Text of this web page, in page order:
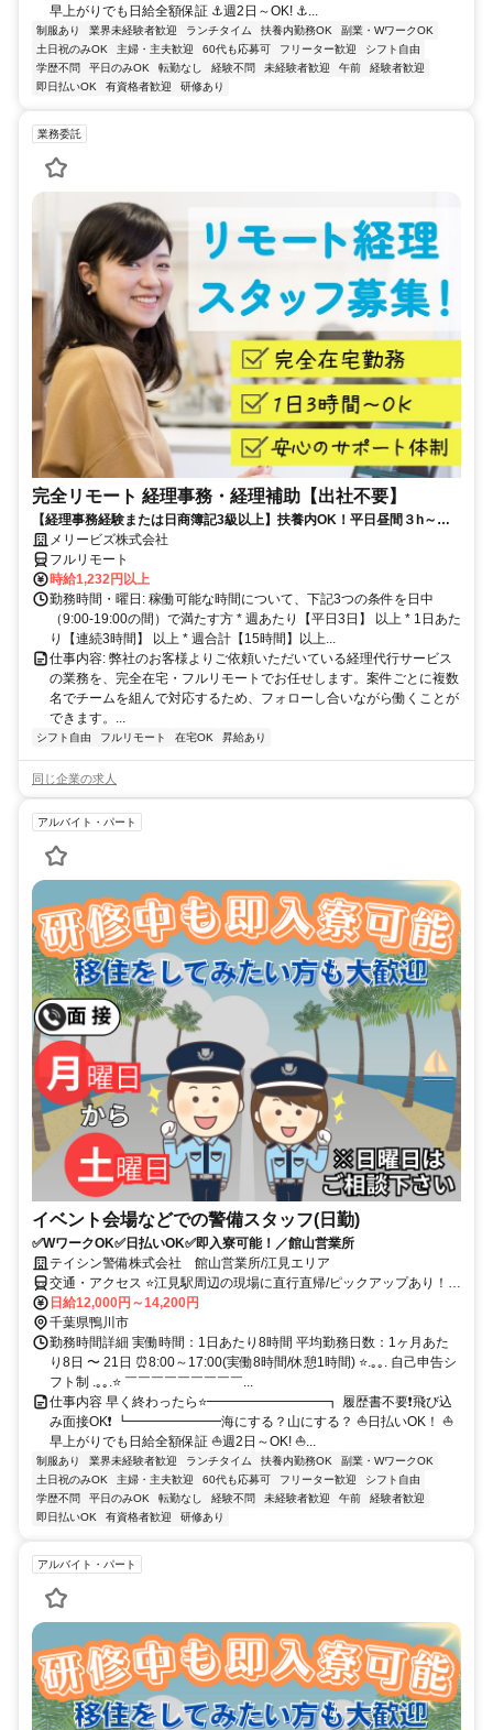
早上がりでも日給全額保証 ⚓週2日～OK! ⚓...
制服あり 業界未経験者歓迎 ランチタイム 扶養内勤務OK
副業・WワークOK
土日祝のみOK
主婦・主夫歓迎 60代も応募可 フリーター歓迎
シフト自由
学歴不問
平日のみOK 転勤なし 経験不問 未経験者歓迎 午前
経験者歓迎
即日払いOK
有資格者歓迎 研修あり
業務委託
完全リモート 経理事務・経理補助【出社不要】
【経理事務経験または日商簿記3級以上】扶養内OK！平日昼間３h～。
完全在宅で育児・介護中の方も大歓迎♪
メリービズ株式会社
フルリモート
時給1,232円以上
勤務時間・曜日: 稼働可能な時間について、下記3つの条件を日中
（9:00-19:00の間）で満たす方 * 週あたり【平日3日】 以上 * 1日あた
り【連続3時間】 以上 * 週合計【15時間】以上...
仕事内容: 弊社のお客様よりご依頼いただいている経理代行サービス
の業務を、完全在宅・フルリモートでお任せします。案件ごとに複数
名でチームを組んで対応するため、フォローし合いながら働くことが
できます。...
シフト自由 フルリモート 在宅OK 昇給あり
同じ企業の求人
アルバイト・パート
イベント会場などでの警備スタッフ(日勤)
✅WワークOK✅日払いOK✅即入寮可能！／館山営業所
テイシン警備株式会社 館山営業所/江見エリア
交通・アクセス ⭐江見駅周辺の現場に直行直帰/ピックアップあり！移
動の心配は不要です♪
日給12,000円～14,200円
千葉県鴨川市
勤務時間詳細 実働時間：1日あたり8時間 平均勤務日数：1ヶ月あた
り8日 〜 21日 ⏰8:00～17:00(実働8時間/休憩1時間) ⭐.｡｡. 自己申告シ
フト制 .｡｡.⭐ ￣￣￣￣￣￣￣￣￣...
仕事内容 早く終わったら⭐━━━━━━━━━┓ 履歴書不要❗飛び込
み面接OK❗ ┗━━━━━━━海にする？山にする？ ⛵日払いOK！ ⛵
早上がりでも日給全額保証 ⛵週2日～OK! ⛵...
制服あり 業界未経験者歓迎 ランチタイム 扶養内勤務OK
副業・WワークOK
土日祝のみOK
主婦・主夫歓迎 60代も応募可 フリーター歓迎
シフト自由
学歴不問
平日のみOK 転勤なし 経験不問 未経験者歓迎 午前
経験者歓迎
即日払いOK
有資格者歓迎 研修あり
アルバイト・パート